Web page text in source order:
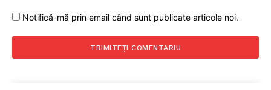
Notifică-mă prin email când sunt publicate articole noi.